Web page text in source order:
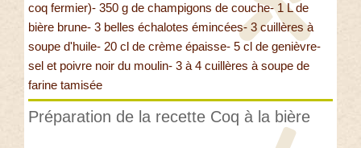
coq fermier)- 350 g de champigons de couche- 1 L de
bière brune- 3 belles échalotes émincées- 3 cuillères à
soupe d'huile- 20 cl de crème épaisse- 5 cl de genièvre-
sel et poivre noir du moulin- 3 à 4 cuillères à soupe de
farine tamisée
Préparation de la recette Coq à la bière